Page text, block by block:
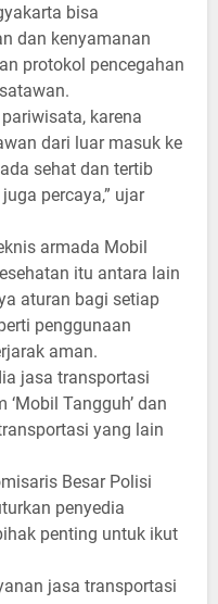
bisa
dan kenyamanan
protokol pencegahan
karena
dari luar masuk ke
sehat dan tertib
percaya,” ujar
armada Mobil
itu antara lain
aturan bagi setiap
penggunaan
aman.
jasa transportasi
Tangguh’ dan
yang lain
Besar Polisi
penyedia
penting untuk ikut
jasa transportasi